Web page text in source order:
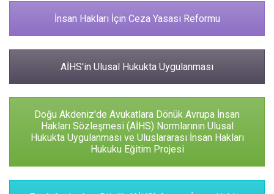
İnsan Hakları İçin Ceza Yasası Reformu
AİHS'in Ulusal Hukukta Uygulanması
Doğu Akdeniz'de Avukatlara Dönük Avrupa İnsan
Hakları Sözleşmesi (AİHS) Normlarının Ulusal
Hukukta Uygulanması ve Uluslararası İnsan Hakları
Hukuku Eğitim Projesi